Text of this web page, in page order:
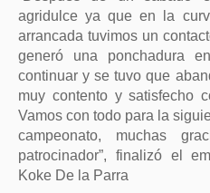
agridulce ya que en la
arrancada tuvimos un
generó una ponchadura
continuar y se tuvo que
muy contento y satisfecho
Vamos con todo para la
campeonato, muchas
patrocinador”, finalizó el
Koke De la Parra